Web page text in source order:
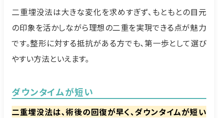
二重埋没法は大きな変化を求めすぎず、もともとの目元
の印象を活かしながら理想の二重を実現できる点が魅力
です。整形に対する抵抗がある方でも、第一歩として選び
やすい方法といえます。
ダウンタイムが短い
二重埋没法は、術後の回復が早く、ダウンタイムが短い